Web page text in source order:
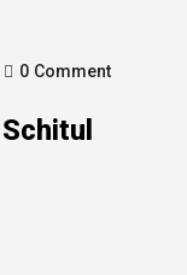
0 Comment